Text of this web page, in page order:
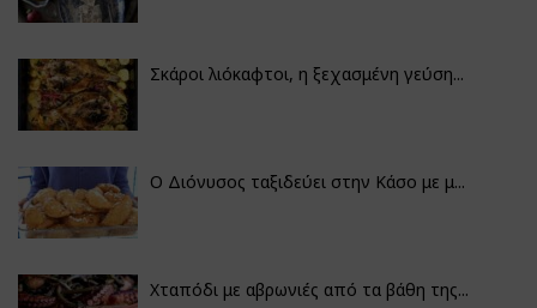
Σκάροι λιόκαφτοι, η ξεχασμένη γεύση...
Ο Διόνυσος ταξιδεύει στην Κάσο με μ...
Χταπόδι με αβρωνιές από τα βάθη της...